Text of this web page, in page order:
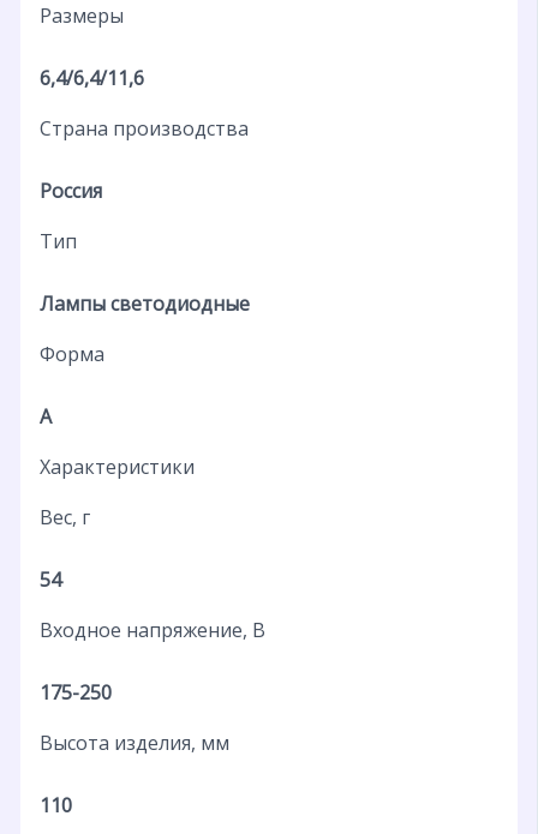
Размеры
6,4/6,4/11,6
Страна производства
Россия
Тип
Лампы светодиодные
Форма
A
Характеристики
Вес, г
54
Входное напряжение, В
175-250
Высота изделия, мм
110